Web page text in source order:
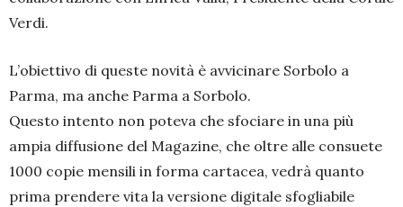
Verdi.
L’obiettivo di queste novità è avvicinare Sorbolo a
Parma, ma anche Parma a Sorbolo.
Questo intento non poteva che sfociare in una più
ampia diffusione del Magazine, che oltre alle consuete
1000 copie mensili in forma cartacea, vedrà quanto
prima prendere vita la versione digitale sfogliabile